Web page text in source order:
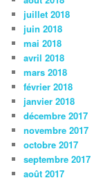
juillet 2018
juin 2018
mai 2018
avril 2018
mars 2018
février 2018
janvier 2018
décembre 2017
novembre 2017
octobre 2017
septembre 2017
août 2017